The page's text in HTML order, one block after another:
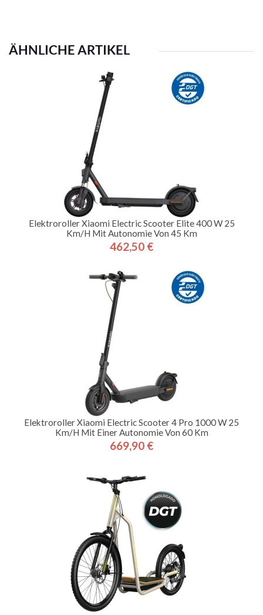
ÄHNLICHE ARTIKEL
Elektroroller Xiaomi Electric Scooter Elite 400 W 25
Km/h Mit Autonomie Von 45 Km
Preis
462,50 €
Elektroroller Xiaomi Electric Scooter 4 Pro 1000 W 25
Km/h Mit Einer Autonomie Von 60 Km
Preis
669,90 €